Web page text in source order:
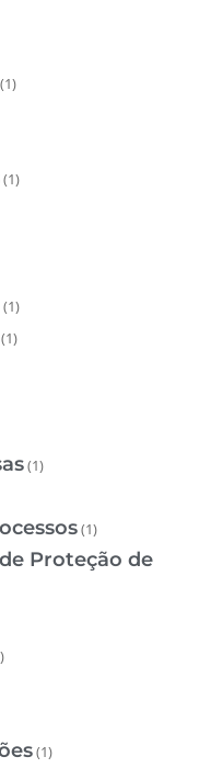
(1)
(1)
(1)
(1)
(1)
(1)
Proteção de
(1)